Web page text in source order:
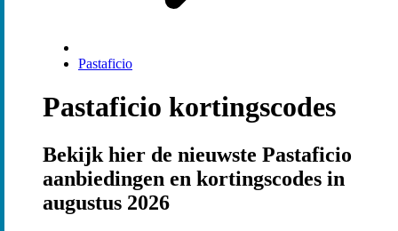
Pastaficio
Pastaficio kortingscodes
Bekijk hier de nieuwste Pastaficio
aanbiedingen en kortingscodes in
augustus 2026